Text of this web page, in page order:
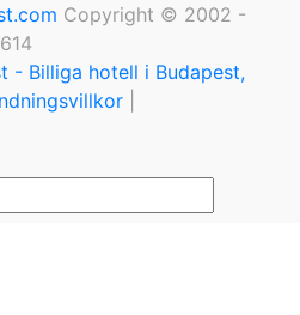
Copyright © 2002 -
Billiga hotell i Budapest,